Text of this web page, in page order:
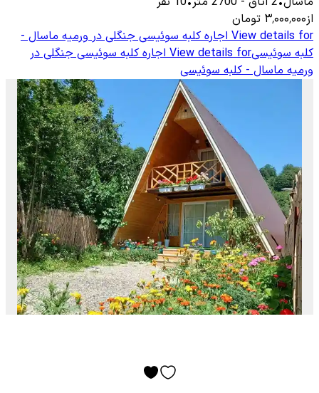
از۳٬۰۰۰٬۰۰۰ تومان
View details for اجاره کلبه سوئیسی جنگلی در ورمیه ماسال -
کلبه سوئیسیView details for اجاره کلبه سوئیسی جنگلی در
ورمیه ماسال - کلبه سوئیسی